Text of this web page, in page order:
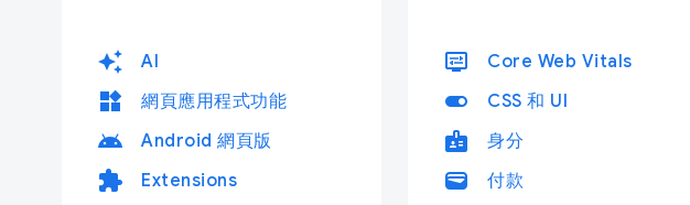
auto_awesome AI
widgets 網頁應用程式功能
android Android 網頁版
extension Extensions
display_settings Core Web Vitals
toggle_on CSS 和 UI
badge 身分
wallet 付款